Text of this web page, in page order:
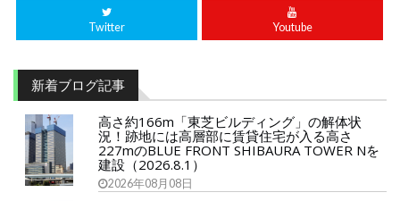
Twitter Youtube
新着ブログ記事
高さ約166m「東芝ビルディング」の解体状
況！跡地には高層部に賃貸住宅が入る高さ
227mのBLUE FRONT SHIBAURA TOWER Nを
建設（2026.8.1）
2026年08月08日